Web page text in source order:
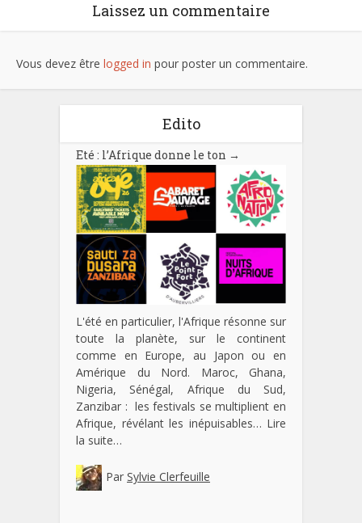
Laissez un commentaire
Vous devez être logged in pour poster un commentaire.
Edito
Eté : l’Afrique donne le ton →
L'été en particulier, l'Afrique résonne sur
toute la planète, sur le continent
comme en Europe, au Japon ou en
Amérique du Nord. Maroc, Ghana,
Nigeria, Sénégal, Afrique du Sud,
Zanzibar : les festivals se multiplient en
Afrique, révélant les inépuisables… Lire
la suite…
Par Sylvie Clerfeuille